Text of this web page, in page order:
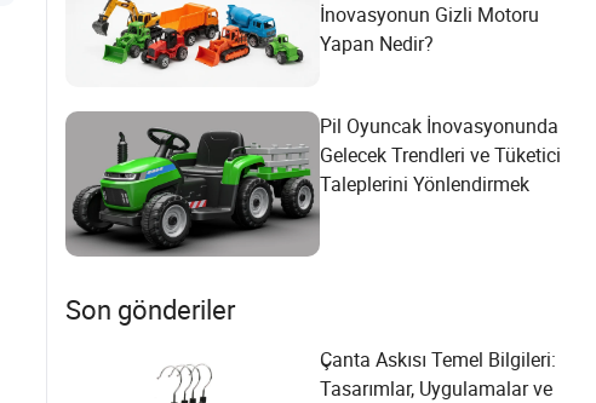
İnovasyonun Gizli Motoru
Yapan Nedir?
Pil Oyuncak İnovasyonunda
Gelecek Trendleri ve Tüketici
Taleplerini Yönlendirmek
Son gönderiler
Çanta Askısı Temel Bilgileri:
Tasarımlar, Uygulamalar ve